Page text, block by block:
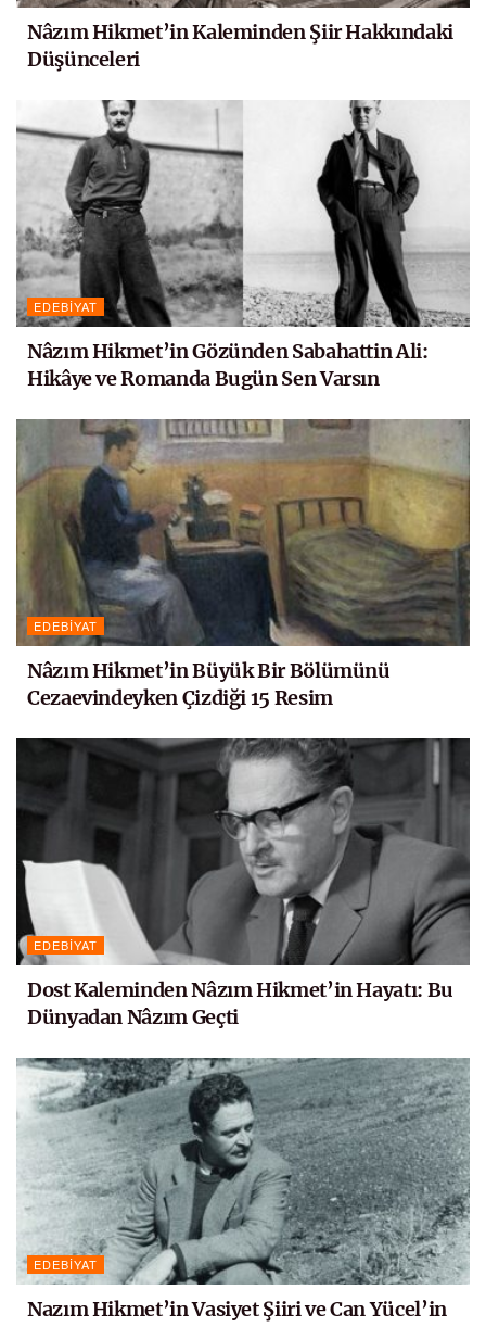
Nâzım Hikmet’in Kaleminden Şiir Hakkındaki
Düşünceleri
EDEBIYAT
Nâzım Hikmet’in Gözünden Sabahattin Ali:
Hikâye ve Romanda Bugün Sen Varsın
EDEBIYAT
Nâzım Hikmet’in Büyük Bir Bölümünü
Cezaevindeyken Çizdiği 15 Resim
EDEBIYAT
Dost Kaleminden Nâzım Hikmet’in Hayatı: Bu
Dünyadan Nâzım Geçti
EDEBIYAT
Nazım Hikmet’in Vasiyet Şiiri ve Can Yücel’in